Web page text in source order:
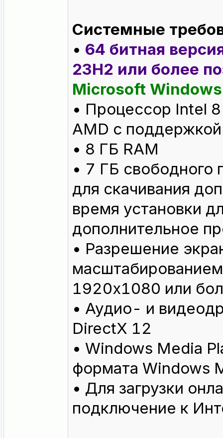
Системные
• 64 битная
23H2 или более
Microsoft
• Процессор Intel
AMD с
• 8 ГБ RAM
• 7 ГБ свободного
для скачивания
время установки
дополнительное
• Разрешение
1920x1080 или
• Аудио- и
DirectX 12
• Windows Media
формата Windows
• Для загрузки
подключение к